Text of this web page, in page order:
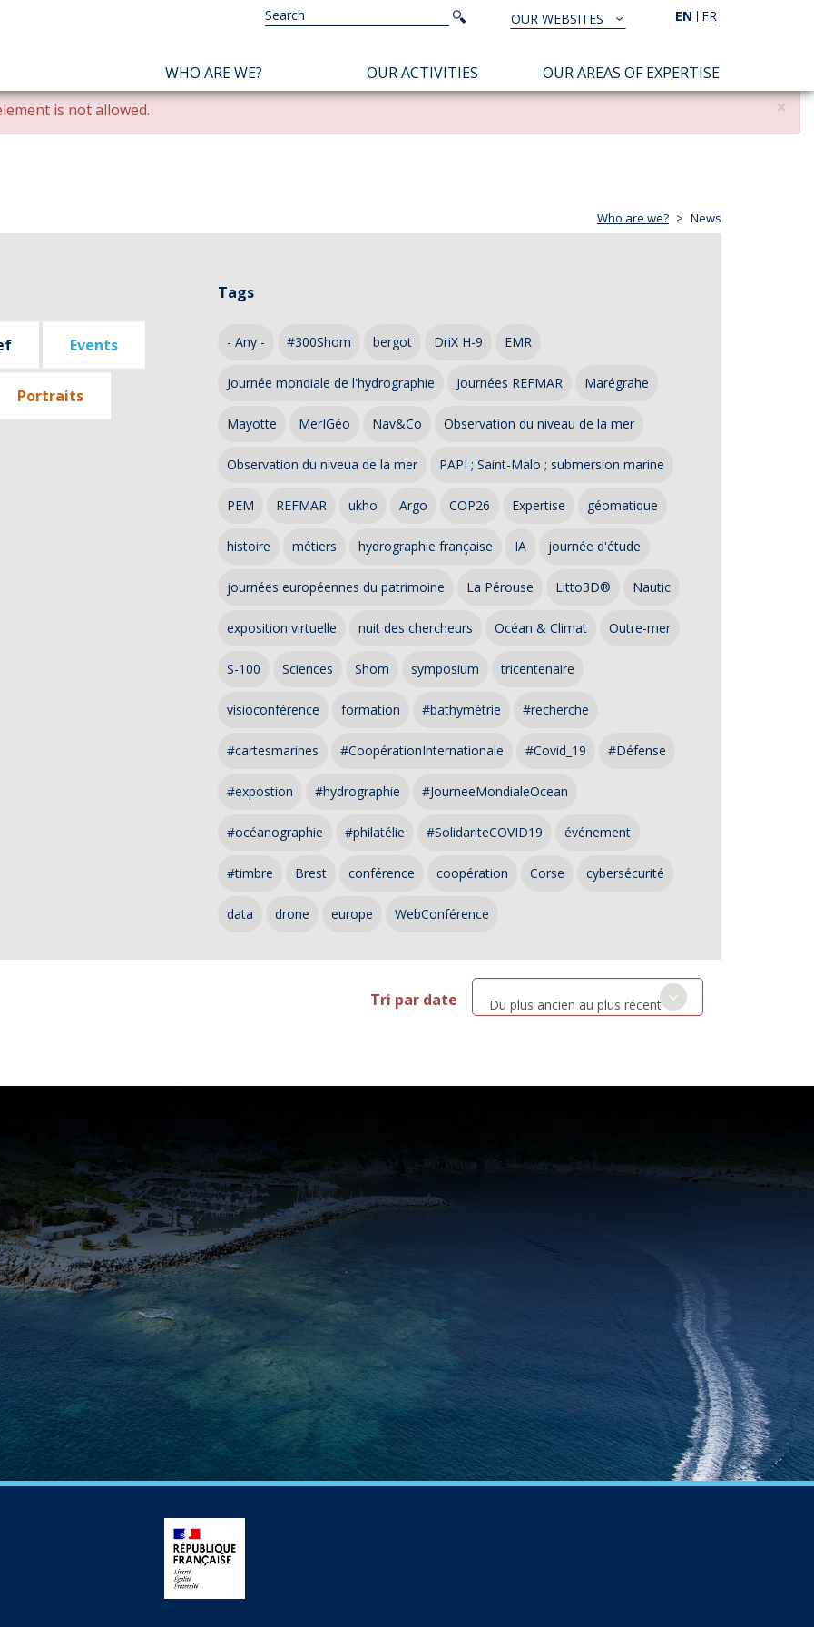
EN FR
TOUS
NOS
SITES
OUR WEBSITES
Search
Search
NAVIGATION
PRINCIPALE
WHO ARE WE? OUR ACTIVITIES OUR AREAS OF EXPERTISE
×
is not allowed.
Who are we? News
Events
Portraits
Tags
- Any - #300Shom bergot DriX H-9 EMR
Journée mondiale de l'hydrographie Journées REFMAR Marégrahe
Mayotte MerIGéo Nav&Co Observation du niveau de la mer
Observation du niveua de la mer PAPI ; Saint-Malo ; submersion marine
PEM REFMAR ukho Argo COP26 Expertise géomatique
histoire métiers hydrographie française IA journée d'étude
journées européennes du patrimoine La Pérouse Litto3D® Nautic
exposition virtuelle nuit des chercheurs Océan & Climat Outre-mer
S-100 Sciences Shom symposium tricentenaire
visioconférence formation #bathymétrie #recherche
#cartesmarines #CoopérationInternationale #Covid_19 #Défense
#expostion #hydrographie #JourneeMondialeOcean
#océanographie #philatélie #SolidariteCOVID19 événement
#timbre Brest conférence coopération Corse cybersécurité
data drone europe WebConférence
Tri par date Du plus ancien au plus récent